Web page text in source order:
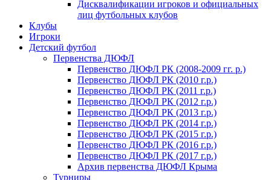
Дисквалификации игроков и официальных
лиц футбольных клубов
Клубы
Игроки
Детский футбол
Первенства ДЮФЛ
Первенство ДЮФЛ РК (2008-2009 гг. р.)
Первенство ДЮФЛ РК (2010 г.р.)
Первенство ДЮФЛ РК (2011 г.р.)
Первенство ДЮФЛ РК (2012 г.р.)
Первенство ДЮФЛ РК (2013 г.р.)
Первенство ДЮФЛ РК (2014 г.р.)
Первенство ДЮФЛ РК (2015 г.р.)
Первенство ДЮФЛ РК (2016 г.р.)
Первенство ДЮФЛ РК (2017 г.р.)
Архив первенства ДЮФЛ Крыма
Турниры